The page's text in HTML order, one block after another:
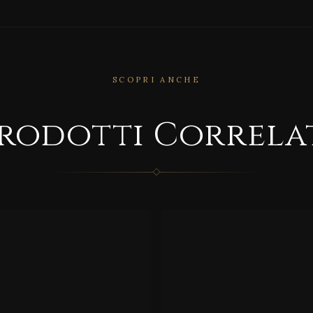
SCOPRI ANCHE
SPRIN
G